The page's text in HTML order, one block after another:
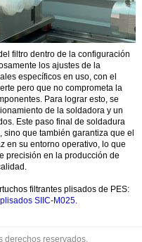
filtro dentro de la configuración
los ajustes de la
específicos en uso, con el
pero que no comprometa la
Para lograr esto, se
de la soldadora y un
Este paso final de soldadura
que también garantiza que el
en su entorno operativo, lo que
precisión en la producción de
filtrantes plisados de PES:
SIIC-M025.
derechos reservados.